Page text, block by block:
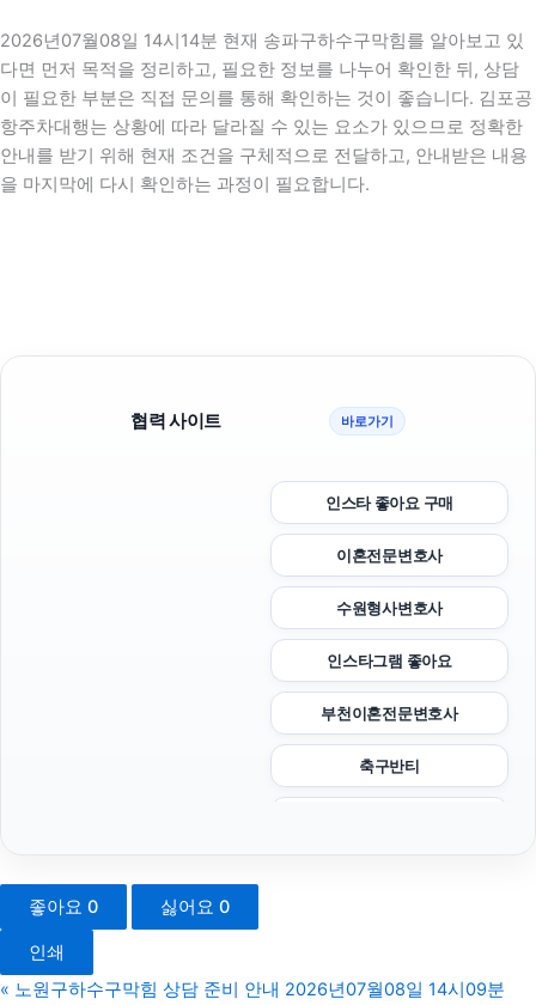
2026년07월08일 14시14분 현재 송파구하수구막힘를 알아보고 있
다면 먼저 목적을 정리하고, 필요한 정보를 나누어 확인한 뒤, 상담
이 필요한 부분은 직접 문의를 통해 확인하는 것이 좋습니다. 김포공
항주차대행는 상황에 따라 달라질 수 있는 요소가 있으므로 정확한
안내를 받기 위해 현재 조건을 구체적으로 전달하고, 안내받은 내용
을 마지막에 다시 확인하는 과정이 필요합니다.
협력 사이트 바로가기
인스타 좋아요 구매
이혼전문변호사
수원형사변호사
인스타그램 좋아요
부천이혼전문변호사
축구반티
안산피부과
좋아요 0 싫어요 0
인쇄
« 노원구하수구막힘 상담 준비 안내 2026년07월08일 14시09분